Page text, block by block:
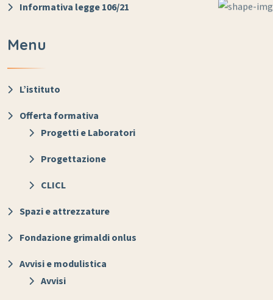
Informativa legge 106/21
Menu
L’istituto
Offerta formativa
Progetti e Laboratori
Progettazione
CLICL
Spazi e attrezzature
Fondazione grimaldi onlus
Avvisi e modulistica
Avvisi